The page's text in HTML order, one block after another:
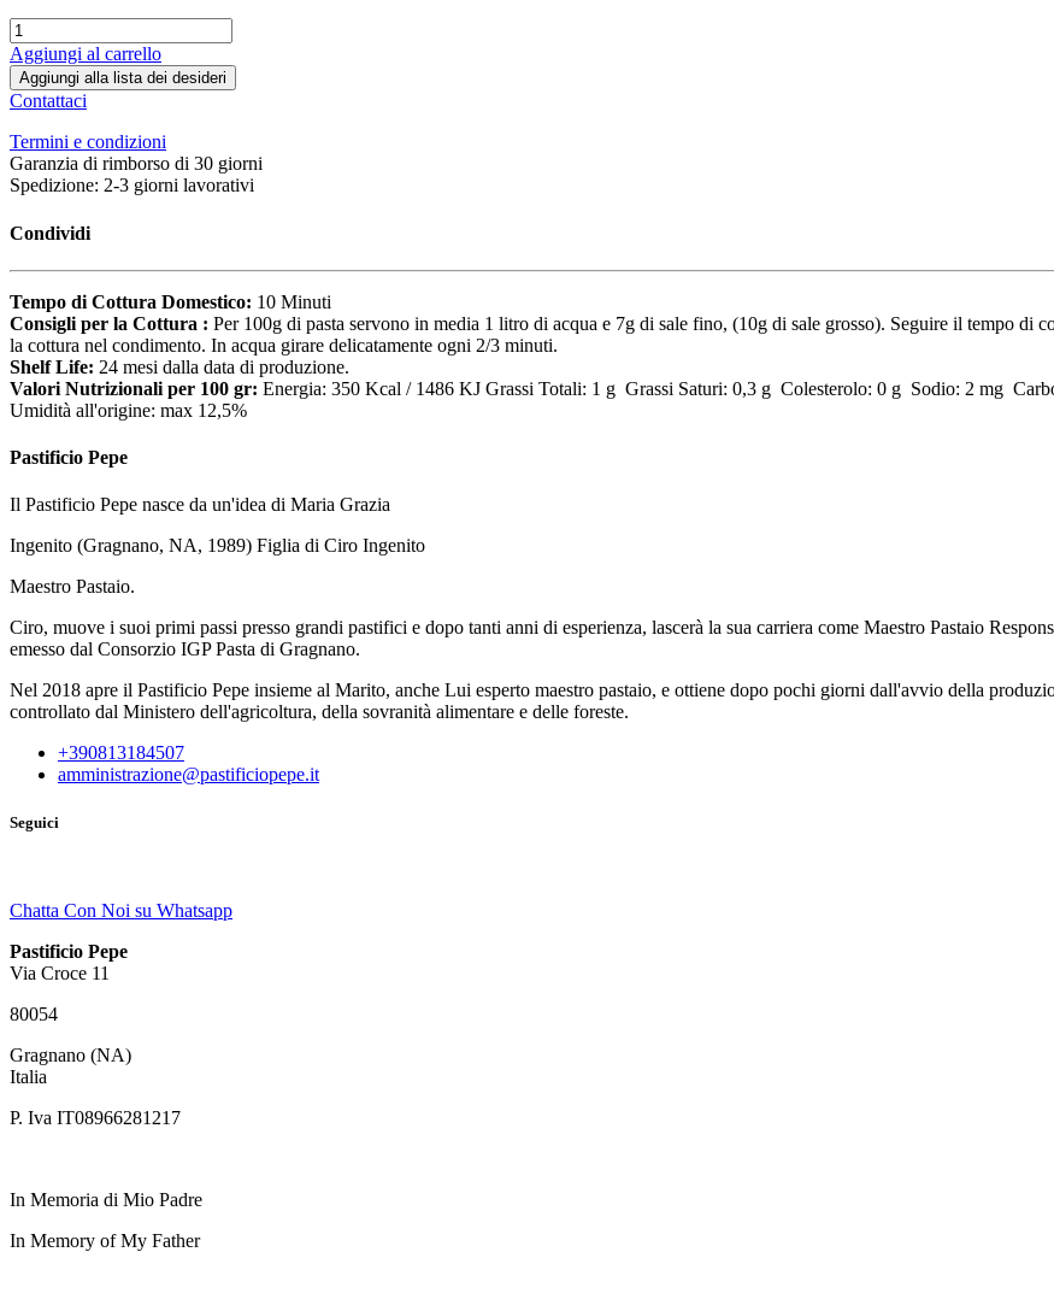
Aggiungi al carrello
Aggiungi alla lista dei desideri
Contattaci
Termini e condizioni
Garanzia di rimborso di 30 giorni
Spedizione: 2-3 giorni lavorativi
Condividi
Tempo di Cottura Domestico: 10 Minuti
Consigli per la Cottura : Per 100g di pasta servono in media 1 litro di acqua e 7g di sale fino, (10g di sale grosso). Seguire il tempo di
la cottura nel condimento. In acqua girare delicatamente ogni 2/3 minuti.
Shelf Life: 24 mesi dalla data di produzione.
Valori Nutrizionali per 100 gr: Energia: 350 Kcal / 1486 KJ Grassi Totali: 1 g Grassi Saturi: 0,3 g Colesterolo: 0 g Sodio: 2 mg
Umidità all'origine: max 12,5%
Pastificio Pepe
Il Pastificio Pepe nasce da un'idea di Maria Grazia
Ingenito (Gragnano, NA, 1989) Figlia di Ciro Ingenito
Maestro Pastaio.
Ciro, muove i suoi primi passi presso grandi pastifici e dopo tanti anni di esperienza, lascerà la sua carriera come Maestro Pastaio
emesso dal Consorzio IGP Pasta di Gragnano.
Nel 2018 apre il Pastificio Pepe insieme al Marito, anche Lui esperto maestro pastaio, e ottiene dopo pochi giorni dall'avvio della
controllato dal Ministero dell'agricoltura, della sovranità alimentare e delle foreste.
+390813184507
amministrazione@pastificiopepe.it
Seguici
Chatta Con Noi su Whatsapp
Pastificio Pepe
Via Croce 11
80054
Gragnano (NA)
Italia
P. Iva IT08966281217
In Memoria di Mio Padre
In Memory of My Father